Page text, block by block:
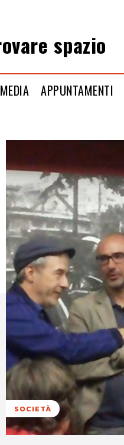
spazio
APPUNTAMENTI
SOCIETÀ